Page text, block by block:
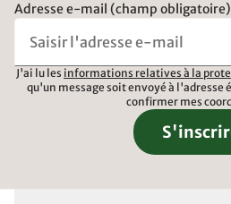
Adresse e-mail (champ obligatoire)
J'ai lu les informations relatives à la
qu'un message soit envoyé à l'adresse
confirmer mes